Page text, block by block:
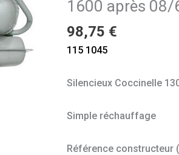
1600 après 08/
98,75 €
115 1045
Silencieux Coccinelle
Simple réchauffage
Référence constructeur
1600
après